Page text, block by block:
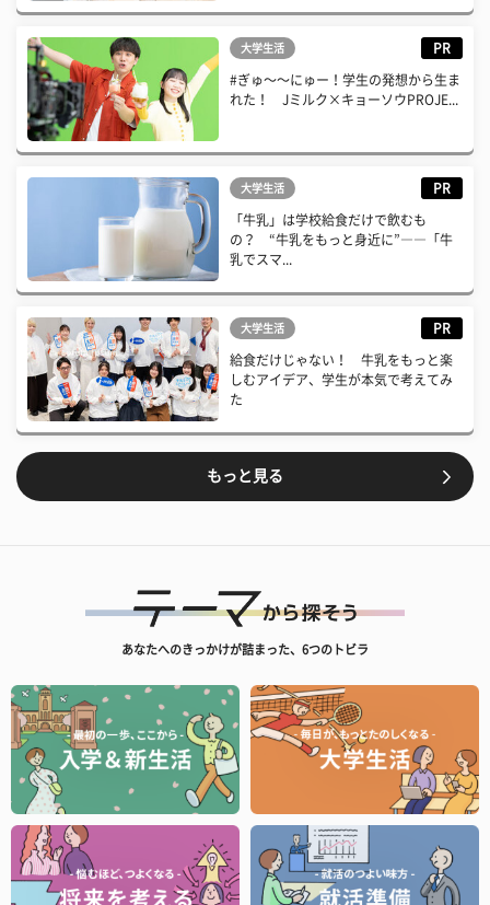
大学生活 PR
#ぎゅ〜〜にゅー！学生の発想から生ま
れた！ Jミルク×キョーソウPROJE...
大学生活 PR
「牛乳」は学校給食だけで飲むも
の？ “牛乳をもっと身近に”――「牛
乳でスマ...
大学生活 PR
給食だけじゃない！ 牛乳をもっと楽
しむアイデア、学生が本気で考えてみ
た
もっと見る
あなたへのきっかけが詰まった、6つのトビラ